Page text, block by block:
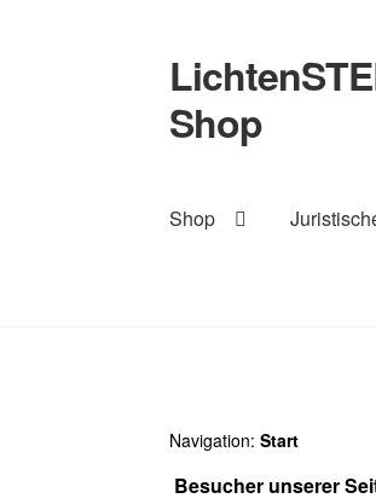
Zur
Navigation
springen
Zum
Inhalt
springen
Shop
Shop
Navigation:Start
Besucher unserer